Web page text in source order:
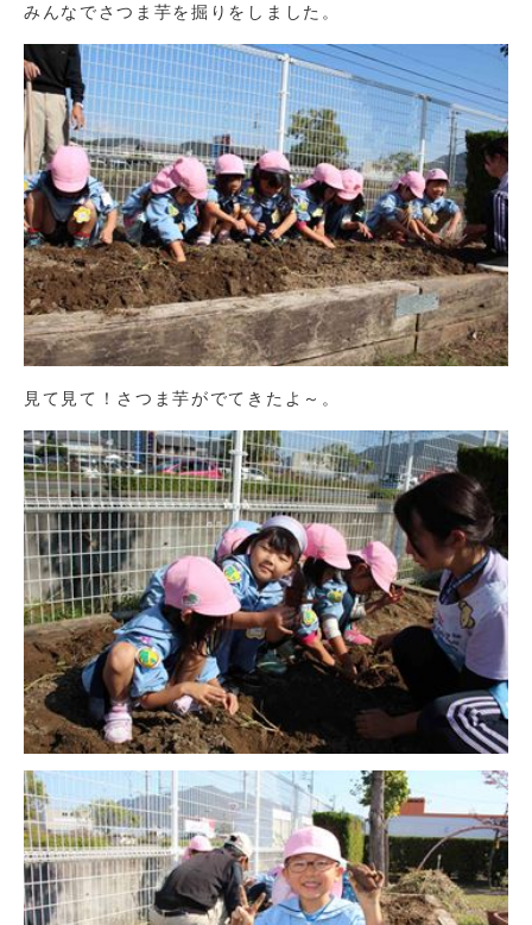
みんなでさつま芋を掘りをしました。
見て見て！さつま芋がでてきたよ～。